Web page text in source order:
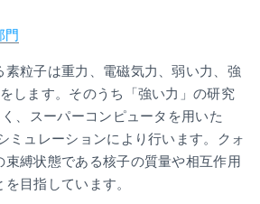
門
素粒子は重力、電磁気力、弱い力、強
します。そのうち「強い力」の研究
、スーパーコンピュータを用いた
ミュレーションにより行います。クォ
束縛状態である核子の質量や相互作用
目指しています。